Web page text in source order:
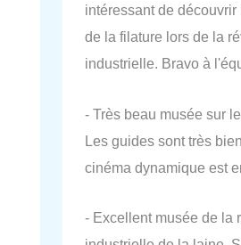
intéressant de découvrir
de la filature lors de la
industrielle. Bravo à
- Très beau musée sur
Les guides sont très
cinéma dynamique est
- Excellent musée de la